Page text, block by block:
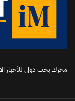
محرك بحث دولي للأخبار